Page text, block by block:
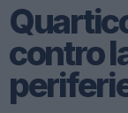
contro